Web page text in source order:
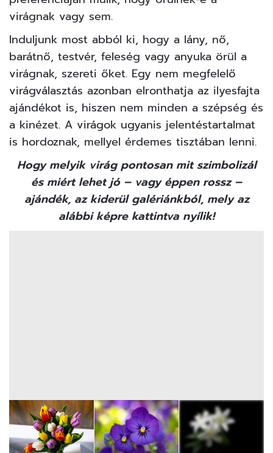
virágnak vagy sem.
Induljunk most abból ki, hogy a lány, nő,
barátnő, testvér, feleség vagy anyuka örül a
virágnak, szereti őket. Egy nem megfelelő
virágválasztás azonban elronthatja az ilyesfajta
ajándékot is, hiszen nem minden a szépség és
a kinézet. A virágok ugyanis jelentéstartalmat
is hordoznak, mellyel érdemes tisztában lenni.
Hogy melyik virág pontosan mit szimbolizál
és miért lehet jó – vagy éppen rossz –
ajándék, az kiderül galériánkból, mely az
alábbi képre kattintva nyílik!